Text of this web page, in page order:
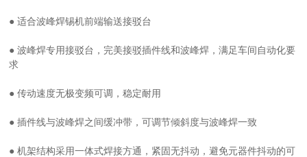
● 适合波峰焊锡机前端输送接驳台
● 波峰焊专用接驳台，完美接驳插件线和波峰焊，满足车间自动化要
求
● 传动速度无极变频可调，稳定耐用
● 插件线与波峰焊之间缓冲带，可调节倾斜度与波峰焊一致
● 机架结构采用一体式焊接方通，紧固无抖动，避免元器件抖动的可